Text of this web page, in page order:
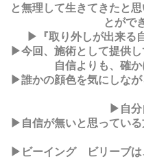
と無理して生きてきたと
とがで
▶『取り外しが出来る
▶今回、施術として提供
自信よりも、確
▶誰かの顔色を気にしな
▶自分
▶自信が無いと思ってい
▶ビーイング ビリーブは